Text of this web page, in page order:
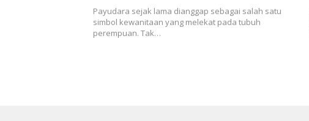
Payudara sejak lama dianggap sebagai salah satu
simbol kewanitaan yang melekat pada tubuh
perempuan. Tak…